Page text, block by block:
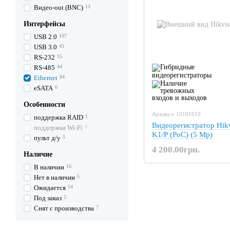
Артикул: 10101019
Видеорегистратор
K1/P (PoC) (5 Mp)
4 200.00грн.
Видео-out (BNC) 13
Интерфейсы
USB 2.0 107
USB 3.0 43
RS-232 15
RS-485 44
Ethernet 84
eSATA 6
Особенности
поддержка RAID 1
поддержка Wi-Fi 0
пульт д/у 5
Наличие
В наличии 16
Нет в наличии 5
Ожидается 54
Под заказ 2
Снят с производства 7